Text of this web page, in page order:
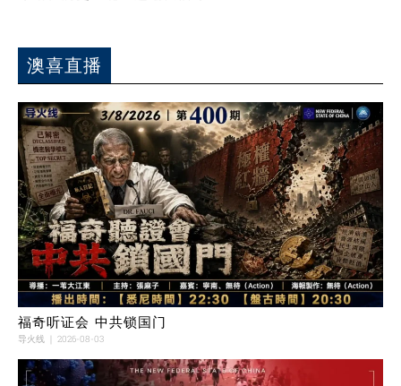
澳喜直播
福奇听证会 中共锁国门
导火线 2026-08-03